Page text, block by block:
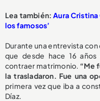
Lea también:Aura Cristina
los famosos’
Durante una entrevista con
que desde hace 16
contraer matrimonio. “Me
la trasladaron. Fue una
primera vez que iba a
Díaz.